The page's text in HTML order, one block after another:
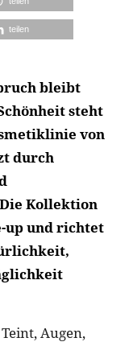
teilen
bleibt
steht
von
durch
Kollektion
up und richtet
Augen,